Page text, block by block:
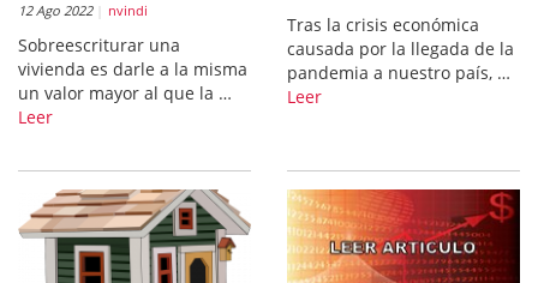
12 Ago 2022 nvindi
Sobreescriturar una
vivienda es darle a la misma
un valor mayor al que la …
Leer
Tras la crisis económica
causada por la llegada de la
pandemia a nuestro país, …
Leer